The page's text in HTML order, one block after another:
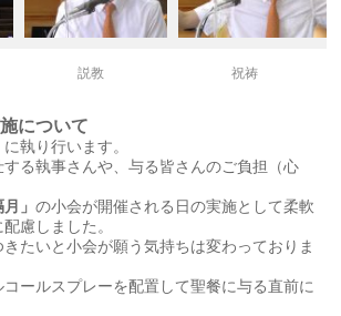
説教 祝祷
について
執り行います。
る執事さんや、与る皆さんのご負担（心
月」の小会が開催される日の実施として柔軟
慮しました。
きたいと小会が願う気持ちは変わっておりま
ールスプレーを配置して聖餐に与る直前に